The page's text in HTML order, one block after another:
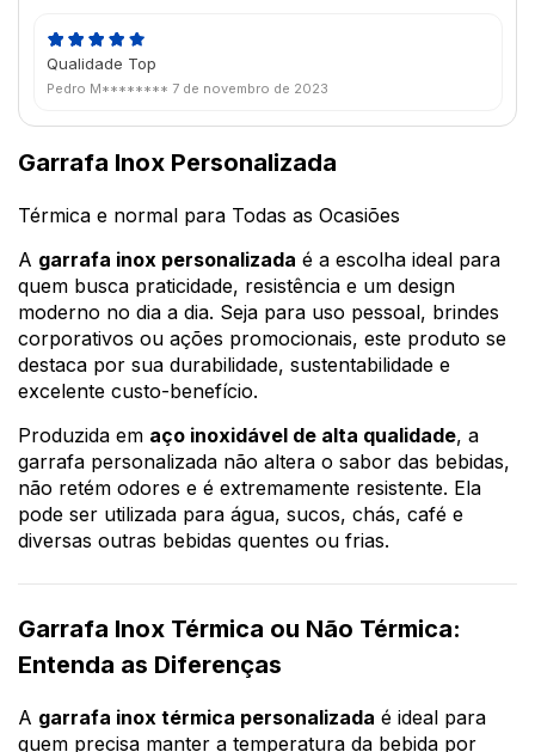
Qualidade Top
Pedro M******** 7 de novembro de 2023
Garrafa Inox Personalizada
Térmica e normal para Todas as Ocasiões
A garrafa inox personalizada é a escolha ideal para
quem busca praticidade, resistência e um design
moderno no dia a dia. Seja para uso pessoal, brindes
corporativos ou ações promocionais, este produto se
destaca por sua durabilidade, sustentabilidade e
excelente custo-benefício.
Produzida em aço inoxidável de alta qualidade, a
garrafa personalizada não altera o sabor das bebidas,
não retém odores e é extremamente resistente. Ela
pode ser utilizada para água, sucos, chás, café e
diversas outras bebidas quentes ou frias.
Garrafa Inox Térmica ou Não Térmica:
Entenda as Diferenças
A garrafa inox térmica personalizada é ideal para
quem precisa manter a temperatura da bebida por